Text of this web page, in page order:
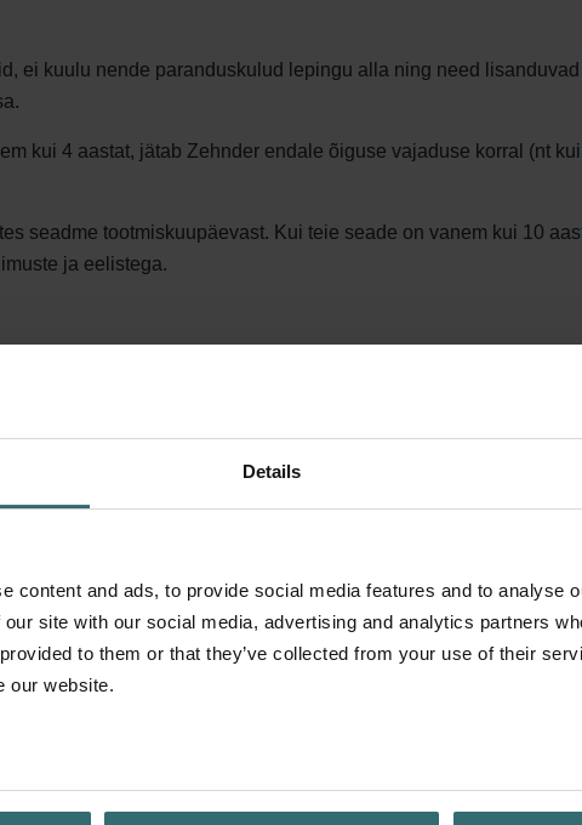
Details
content and ads, to provide social media features and to analyse
site with our social media, advertising and analytics partners
to them or that they’ve collected from your use of their
our website.
ei kuulu nende paranduskulud lepingu alla ning need
kui 4 aastat, jätab Zehnder endale õiguse vajaduse korral (nt
seadme tootmiskuupäevast. Kui teie seade on vanem kui 10
ja eelistega.
tuleb tasuda hiljemalt 14 päeva jooksul selle kättesaamisest.
elaniku puudumise tõttu, võidakse rakendada tasu 150,00 €
paigaldaja või äriregistrisse kantud ettevõtte poolt
ja
(nt plafoonid) - on ohutud ning meie tehnikutele
lae kõrgus 260 cm), jätab Zehnder endale õiguse
Zehnderi originaalfiltrite kasutamine tagab, et teie